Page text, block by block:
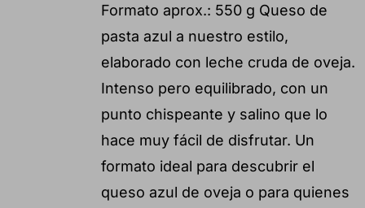
Formato aprox.: 550 g Queso de
pasta azul a nuestro estilo,
elaborado con leche cruda de oveja.
Intenso pero equilibrado, con un
punto chispeante y salino que lo
hace muy fácil de disfrutar. Un
formato ideal para descubrir el
queso azul de oveja o para quienes